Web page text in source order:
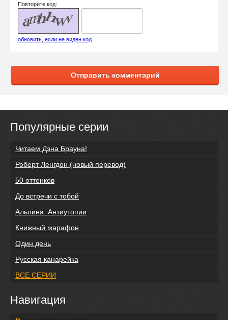
Повторите код:
обновить, если не виден код
Отправить комментарий
Популярные серии
Читаем Дэна Брауна!
Роберт Ленгдон (новый перевод)
50 оттенков
До встречи с тобой
Альпина. Антиутопии
Книжный марафон
Один день
Русская канарейка
ВСЕ СЕРИИ
Навигация